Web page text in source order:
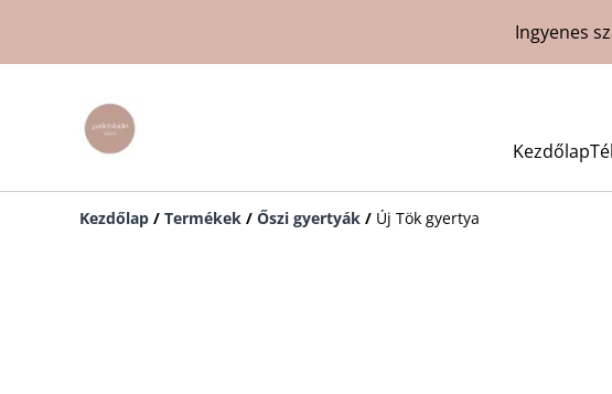
Ingyenes
Kezdőlap
Kezdőlap / Termékek / Őszi gyertyák / Új Tök gyertya